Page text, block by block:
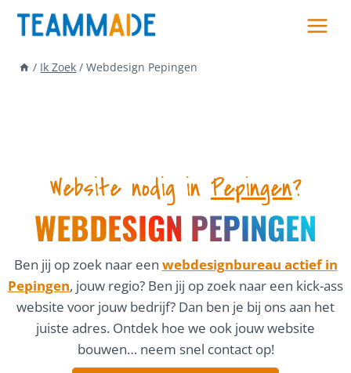
Skip
/ Ik Zoek / Webdesign Pepingen
Website nodig in Pepingen?
WEBDESIGN PEPINGEN
Ben jij op zoek naar een webdesignbureau actief in
Pepingen, jouw regio? Ben jij op zoek naar een kick-ass
website voor jouw bedrijf? Dan ben je bij ons aan het
juiste adres. Ontdek hoe we ook jouw website
bouwen… neem snel contact op!